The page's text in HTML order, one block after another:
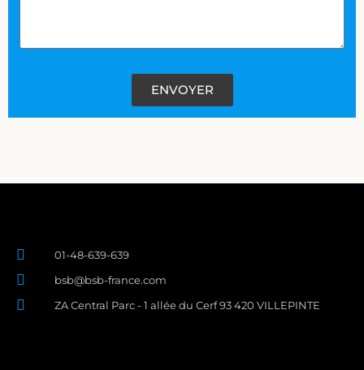
ENVOYER
01-48-639-639
bsb@bsb-france.com
ZA Central Parc - 1 allée du Cerf 93 420 VILLEPINTE